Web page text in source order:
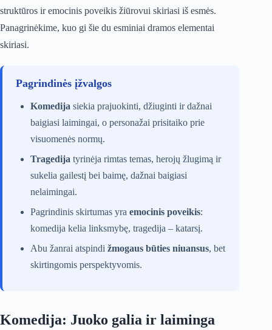
struktūros ir emocinis poveikis žiūrovui skiriasi iš esmės.
Panagrinėkime, kuo gi šie du esminiai dramos elementai
skiriasi.
Pagrindinės įžvalgos
Komedija siekia prajuokinti, džiuginti ir dažnai
baigiasi laimingai, o personažai prisitaiko prie
visuomenės normų.
Tragedija tyrinėja rimtas temas, herojų žlugimą ir
sukelia gailestį bei baimę, dažnai baigiasi
nelaimingai.
Pagrindinis skirtumas yra emocinis poveikis:
komedija kelia linksmybę, tragedija – katarsį.
Abu žanrai atspindi žmogaus būties niuansus, bet
skirtingomis perspektyvomis.
Komedija: Juoko galia ir laiminga